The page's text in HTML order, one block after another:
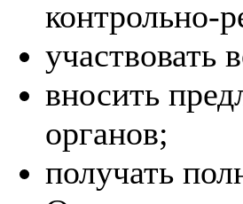
контрольно-
участвовать
вносить
органов;
получать